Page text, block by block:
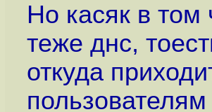
Но касяк в том
теже днс,
откуда